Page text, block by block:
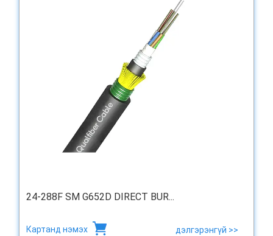
24-288F SM G652D DIRECT BUR...
Картанд нэмэх дэлгэрэнгүй >>